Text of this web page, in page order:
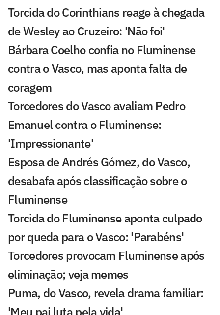
Torcida do Corinthians reage à chegada
de Wesley ao Cruzeiro: 'Não foi'
Bárbara Coelho confia no Fluminense
contra o Vasco, mas aponta falta de
coragem
Torcedores do Vasco avaliam Pedro
Emanuel contra o Fluminense:
'Impressionante'
Esposa de Andrés Gómez, do Vasco,
desabafa após classificação sobre o
Fluminense
Torcida do Fluminense aponta culpado
por queda para o Vasco: 'Parabéns'
Torcedores provocam Fluminense após
eliminação; veja memes
Puma, do Vasco, revela drama familiar:
'Meu pai luta pela vida'